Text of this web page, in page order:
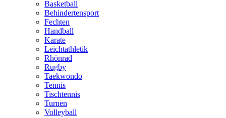
Basketball
Behindertensport
Fechten
Handball
Karate
Leichtathletik
Rhönrad
Rugby
Taekwondo
Tennis
Tischtennis
Turnen
Volleyball